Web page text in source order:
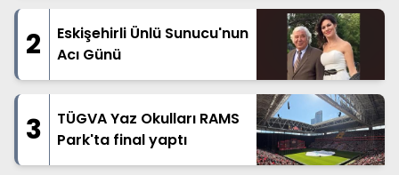
2
Eskişehirli Ünlü Sunucu'nun
Acı Günü
3
TÜGVA Yaz Okulları RAMS
Park'ta final yaptı